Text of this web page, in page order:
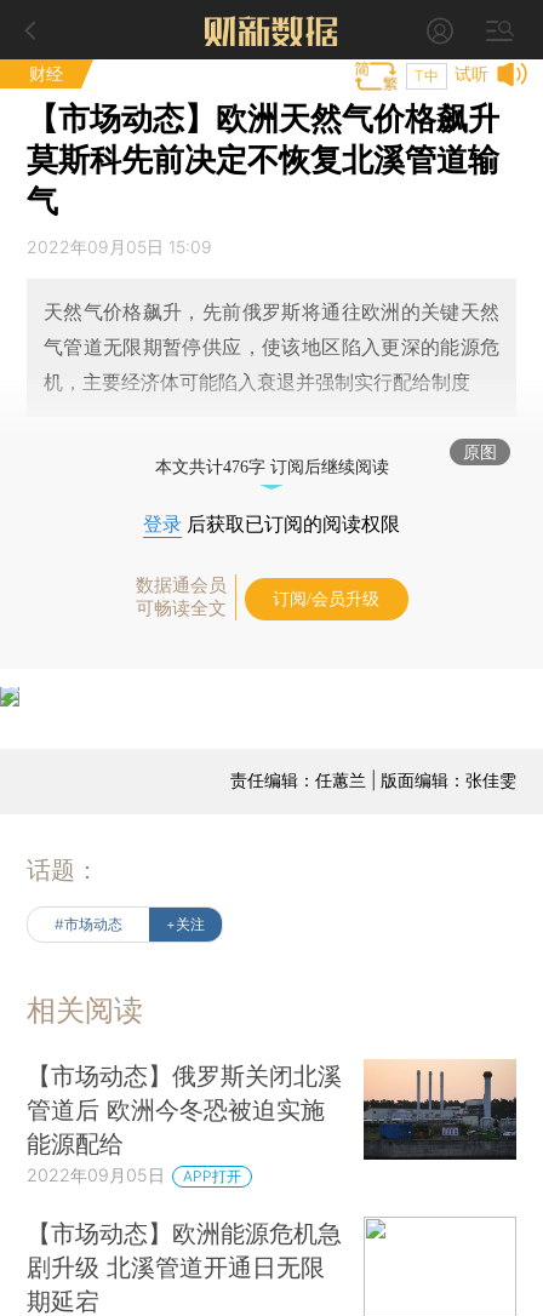
财经 试听
T中
【市场动态】欧洲天然气价格飙升
莫斯科先前决定不恢复北溪管道输
气
2022年09月05日 15:09
天然气价格飙升，先前俄罗斯将通往欧洲的关键天然
气管道无限期暂停供应，使该地区陷入更深的能源危
机，主要经济体可能陷入衰退并强制实行配给制度
原图
本文共计476字 订阅后继续阅读
登录 后获取已订阅的阅读权限
数据通会员
可畅读全文
订阅/会员升级
责任编辑：任蕙兰 | 版面编辑：张佳雯
话题：
#市场动态 +关注
相关阅读
【市场动态】俄罗斯关闭北溪
管道后 欧洲今冬恐被迫实施
能源配给
2022年09月05日 APP打开
【市场动态】欧洲能源危机急
剧升级 北溪管道开通日无限
期延宕